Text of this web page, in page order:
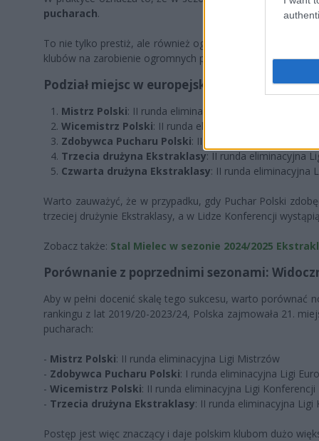
pucharach.
To nie tylko prestiż, ale również ogromna szansa na
klubów na zarobienie ogromnych pieniędzy.
Podział miejsc w europejskich pucharach dla
Mistrz Polski: II runda eliminacyjna Ligi Mistrzów
Wicemistrz Polski: II runda eliminacyjna Ligi Mistrzów
Zdobywca Pucharu Polski: III runda eliminacyjna Ligi
Trzecia drużyna Ekstraklasy: II runda eliminacyjna
Czwarta drużyna Ekstraklasy: II runda eliminacyjna
Warto zauważyć, że w przypadku, gdy Puchar Polski
trzeciej drużynie Ekstraklasy, a w Lidze Konferencji
Zobacz także: Stal Mielec w sezonie 2024/2025
Porównanie z poprzednimi sezonami:
Aby w pełni docenić skalę tego sukcesu, warto porównać
rankingu z lat 2019/20-2023/24, Polska zajmowała 21.
pucharach:
- Mistrz Polski: II runda eliminacyjna Ligi Mistrzów
- Zdobywca Pucharu Polski: I runda eliminacyjna Ligi
- Wicemistrz Polski: II runda eliminacyjna Ligi Konferencji
- Trzecia drużyna Ekstraklasy: II runda eliminacyjna Ligi
Postęp jest więc znaczący i daje polskim klubom dużo